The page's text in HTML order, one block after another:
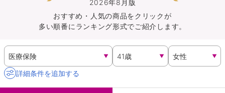
保険会社から探す
イオンカード会員さま専用保険
キャンペーン一覧
2026年8月版
おすすめ・人気の商品をクリックが
多い順番にランキング形式でご紹介します。
詳細条件を追加する